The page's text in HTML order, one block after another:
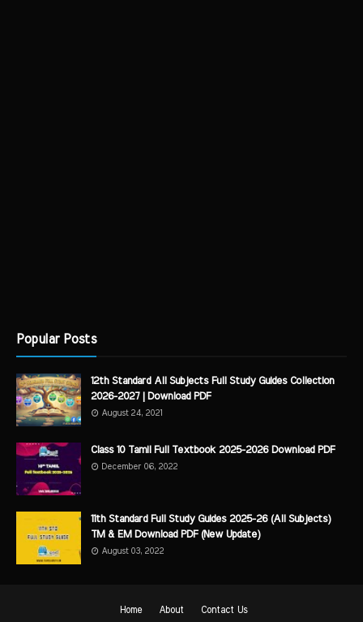
Popular Posts
12th Standard All Subjects Full Study Guides Collection
2026-2027 | Download PDF
August 24, 2021
Class 10 Tamil Full Textbook 2025-2026 Download PDF
December 06, 2022
11th Standard Full Study Guides 2025-26 (All Subjects)
TM & EM Download PDF (New Update)
August 03, 2022
Home About Contact Us